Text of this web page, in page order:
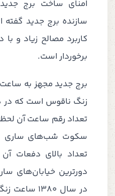
امنای ساخت برج
سازنده برج جدید
کاربرد مصالح زیاد و
برخوردار است.
برج جدید مجهز به
زنگ ناقوس است که در
تعداد رقم ساعت آن
تعداد بالای دفعات
دورترین خیابان‌های
در سال 1380